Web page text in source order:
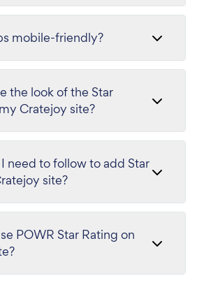
mobile-friendly?
the look of the Star
Cratejoy site?
need to follow to add Star
site?
POWR Star Rating on